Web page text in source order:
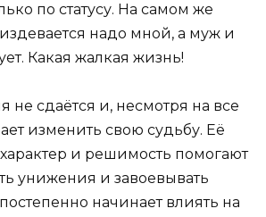
по статусу. На самом же
надо мной, а муж и
Какая жалкая жизнь!
не сдаётся и, несмотря на все
изменить свою судьбу. Её
и решимость помогают
унижения и завоевывать
начинает влиять на